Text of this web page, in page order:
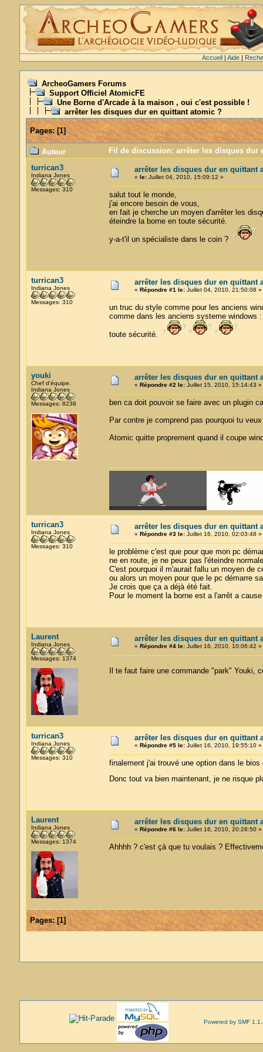
Accueil| Aide|
ArcheoGamers Forums
Support Officiel AtomicFE
Une Borne d'Arcade à la maison , oui c'est possible !
arrêter les disques dur en quittant atomic ?
Pages:[1]
Auteur
Fil de discussion: arrêter les disques dur
turrican3
Indiana Jones
Messages: 310
arrêter les disques dur en quittant
« le:Juillet 04, 2010, 15:09:12 »
salut tout le monde,
j'ai encore besoin de vous,
en fait je cherche un moyen d'arrêter les
éteindre la borne en toute sécurité.
y-a-t'il un spécialiste dans le coin ?
turrican3
Indiana Jones
Messages: 310
arrêter les disques dur en quittant
« Répondre #1 le:Juillet 04, 2010, 21:50:08 »
un truc du style comme pour les anciens
comme dans les anciens systeme windows
toute sécurité.
youki
Chef d'équipe.
Indiana Jones
Messages: 8238
arrêter les disques dur en quittant
« Répondre #2 le:Juillet 15, 2010, 15:14:43 »
ben ca doit pouvoir se faire avec un plugin
Par contre je comprend pas pourquoi tu
Atomic quitte proprement quand il coupe
turrican3
Indiana Jones
Messages: 310
arrêter les disques dur en quittant
« Répondre #3 le:Juillet 16, 2010, 02:03:48 »
le problème c'est que pour que mon pc
ne en route, je ne peux pas l'éteindre
C'est pourquoi il m'aurait fallu un moyen de
ou alors un moyen pour que le pc démarre
Je crois que ça a déjà été fait.
Pour le moment la borne est a l'arrêt a
Laurent
Indiana Jones
Messages: 1374
arrêter les disques dur en quittant
« Répondre #4 le:Juillet 16, 2010, 10:06:42 »
Il te faut faire une commande "park"
turrican3
Indiana Jones
Messages: 310
arrêter les disques dur en quittant
« Répondre #5 le:Juillet 16, 2010, 19:55:10 »
finalement j'ai trouvé une option dans le
Donc tout va bien maintenant, je ne risque
Laurent
Indiana Jones
Messages: 1374
arrêter les disques dur en quittant
« Répondre #6 le:Juillet 16, 2010, 20:28:50 »
Ahhhh ? c'est çà que tu voulais ?
Pages:[1]
Powered by SMF